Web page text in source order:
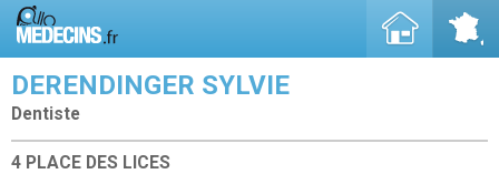
DERENDINGER SYLVIE
Dentiste
4 PLACE DES LICES